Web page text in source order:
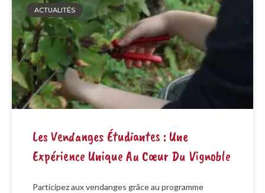
ACTUALITÉS
Les Vendanges Étudiantes : Une
Expérience Unique Au Cœur Du Vignoble
Participez aux vendanges grâce au programme